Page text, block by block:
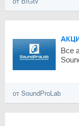
Все
от SoundProLab